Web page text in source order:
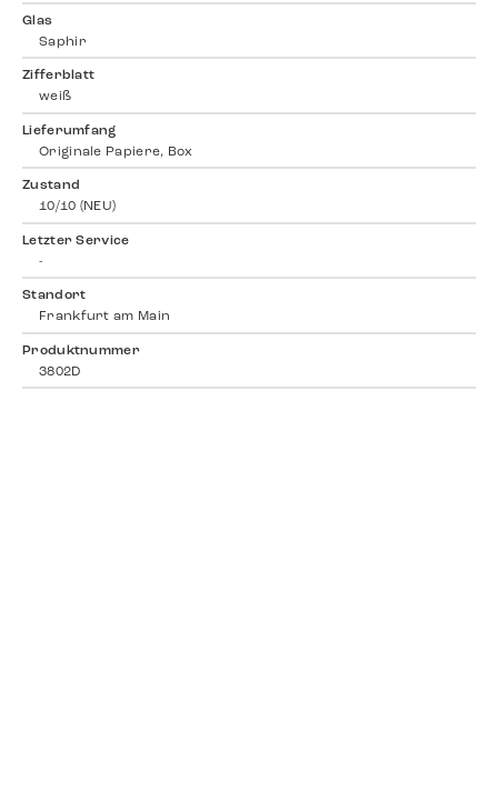
Glas
Saphir
Zifferblatt
weiß
Lieferumfang
Originale Papiere, Box
Zustand
10/10 (NEU)
Letzter Service
-
Standort
Frankfurt am Main
Produktnummer
3802D